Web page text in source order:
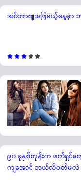
အင်တာဗျုးဖြေမယ့်နေ့မှ
၉၀ ခုနှစ်တုန်းက ဖက်ရှင်
ကျအောင် ဘယ်လိုဝတ်မလဲ